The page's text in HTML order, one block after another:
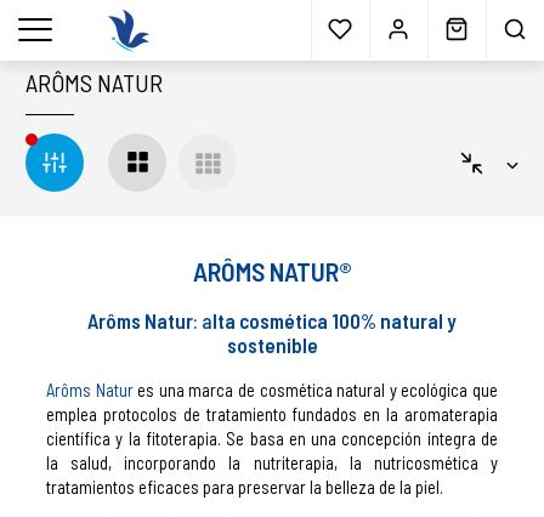
Envío gratisa partir 40€* Muestras gratis Blog
menu
ARÔMS NATUR
ARÔMS NATUR®
Arôms Natur: alta cosmética 100% natural y
sostenible
Arôms Natures una marca de cosmética natural y ecológica que
emplea protocolos de tratamiento fundados en la aromaterapia
científica y la fitoterapia. Se basa en una concepción íntegra de
la salud, incorporando la nutriterapia, la nutricosmética y
tratamientos eficaces para preservar la belleza de la piel.